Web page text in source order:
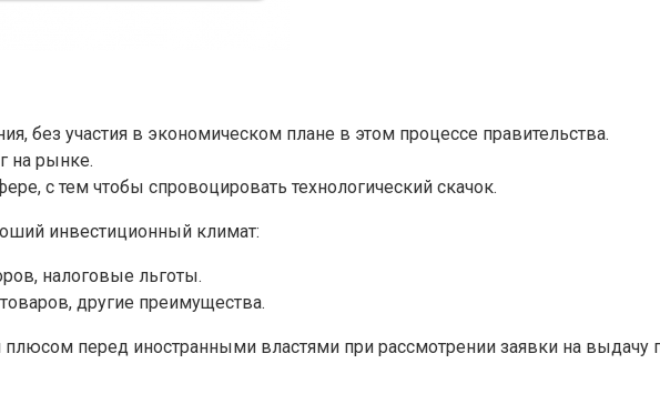
без участия в экономическом плане в этом процессе правительства.
на рынке.
с тем чтобы спровоцировать технологический скачок.
инвестиционный климат:
налоговые льготы.
другие преимущества.
перед иностранными властями при рассмотрении заявки на выдачу